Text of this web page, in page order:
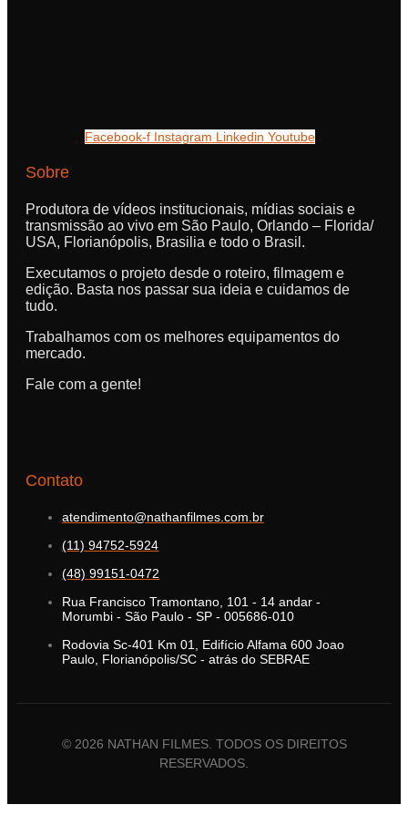
Facebook-f Instagram Linkedin Youtube
Sobre
Produtora de vídeos institucionais, mídias sociais e
transmissão ao vivo em São Paulo, Orlando – Florida/
USA, Florianópolis, Brasilia e todo o Brasil.
Executamos o projeto desde o roteiro, filmagem e
edição. Basta nos passar sua ideia e cuidamos de
tudo.
Trabalhamos com os melhores equipamentos do
mercado.
Fale com a gente!
Contato
atendimento@nathanfilmes.com.br
(11) 94752-5924
(48) 99151-0472
Rua Francisco Tramontano, 101 - 14 andar -
Morumbi - São Paulo - SP - 005686-010
Rodovia Sc-401 Km 01, Edifício Alfama 600 Joao
Paulo, Florianópolis/SC - atrás do SEBRAE
© 2026 NATHAN FILMES. TODOS OS DIREITOS
RESERVADOS.